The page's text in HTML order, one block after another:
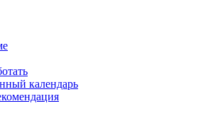
календарь